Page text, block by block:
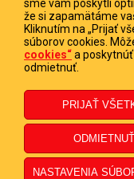
sme vám poskytli
že si zapamätáme
Kliknutím na „Prijať
súborov cookies.
cookies“a
odmietnuť.